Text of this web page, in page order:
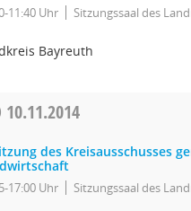
11:40 Uhr Sitzungssaal des
Bayreuth
10.11.2014
des Kreisausschusses
17:00 Uhr Sitzungssaal des